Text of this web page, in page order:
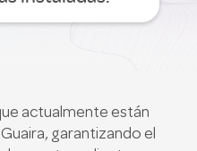
actualmente están
garantizando el